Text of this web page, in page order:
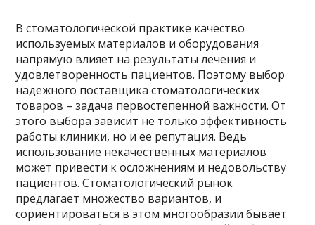
В стоматологической практике качество
используемых материалов и оборудования
напрямую влияет на результаты лечения и
удовлетворенность пациентов. Поэтому выбор
надежного поставщика стоматологических
товаров – задача первостепенной важности. От
этого выбора зависит не только эффективность
работы клиники, но и ее репутация. Ведь
использование некачественных материалов
может привести к осложнениям и недовольству
пациентов. Стоматологический рынок
предлагает множество вариантов, и
сориентироваться в этом многообразии бывает